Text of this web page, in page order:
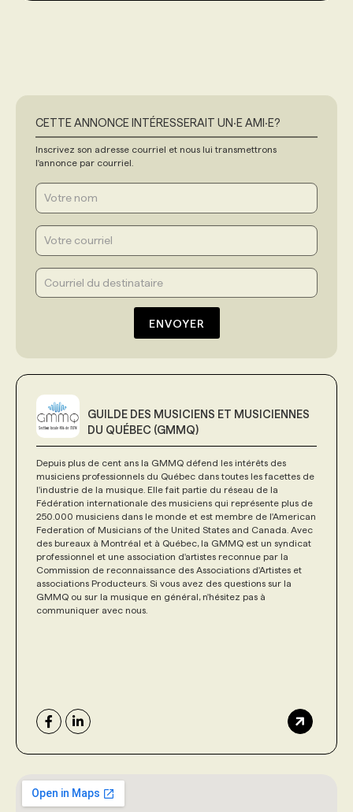
CETTE ANNONCE INTÉRESSERAIT UN‧E AMI‧E?
Inscrivez son adresse courriel et nous lui transmettrons
l'annonce par courriel.
ENVOYER
GUILDE DES MUSICIENS ET MUSICIENNES
DU QUÉBEC (GMMQ)
Depuis plus de cent ans la GMMQ défend les intérêts des
musiciens professionnels du Québec dans toutes les facettes de
l'industrie de la musique. Elle fait partie du réseau de la
Fédération internationale des musiciens qui représente plus de
250.000 musiciens dans le monde et est membre de l'American
Federation of Musicians of the United States and Canada. Avec
des bureaux à Montréal et à Québec, la GMMQ est un syndicat
professionnel et une association d'artistes reconnue par la
Commission de reconnaissance des Associations d'Artistes et
associations Producteurs. Si vous avez des questions sur la
GMMQ ou sur la musique en général, n'hésitez pas à
communiquer avec nous.